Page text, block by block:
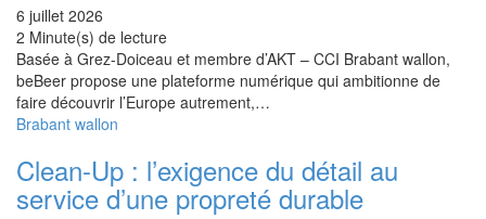
6 juillet 2026
2 Minute(s) de lecture
Basée à Grez-Doiceau et membre d’AKT – CCI Brabant wallon,
beBeer propose une plateforme numérique qui ambitionne de
faire découvrir l’Europe autrement,…
Brabant wallon
Clean-Up : l’exigence du détail au
service d’une propreté durable